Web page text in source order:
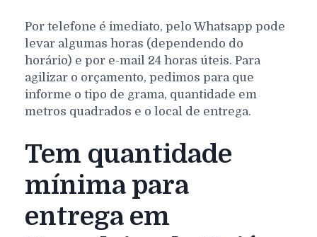
Por telefone é imediato, pelo Whatsapp pode
levar algumas horas (dependendo do
horário) e por e-mail 24 horas úteis. Para
agilizar o orçamento, pedimos para que
informe o tipo de grama, quantidade em
metros quadrados e o local de entrega.
Tem quantidade
mínima para
entrega em